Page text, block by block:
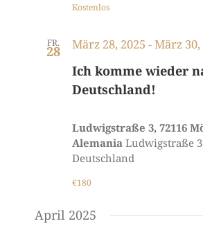
Kostenlos
FR.
28
Ich komme wieder
Deutschland!
März 28, 2025 -März 30,
Ludwigstraße 3, 72116
Alemania Ludwigstraße
Deutschland
€180
April 2025